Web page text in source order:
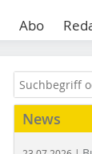
Abo
News